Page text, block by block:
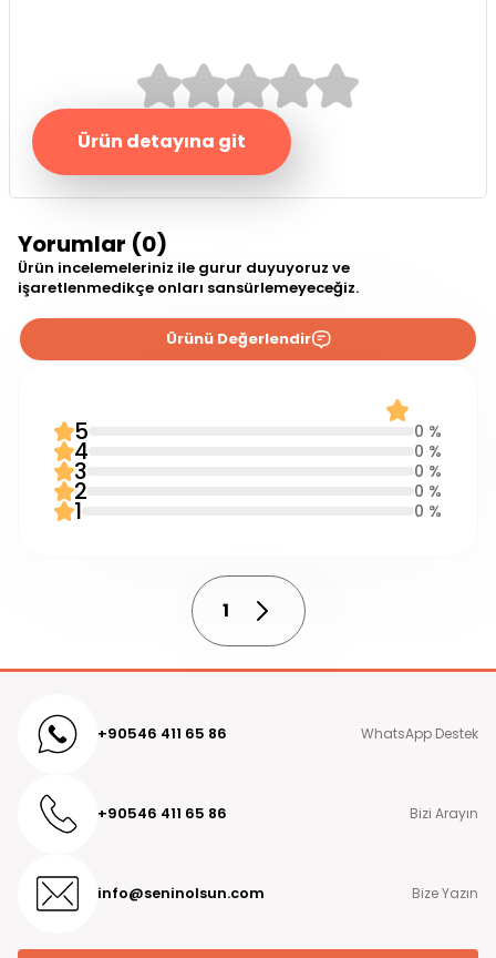
Ürün detayına git
Yorumlar (0)
Ürün incelemeleriniz ile gurur duyuyoruz ve
işaretlenmedikçe onları sansürlemeyeceğiz.
1
Ürünü Değerlendir
5 0 %
4 0 %
3 0 %
2 0 %
1 0 %
+90546 411 65 86 WhatsApp Destek
+90546 411 65 86 Bizi Arayın
info@seninolsun.com Bize Yazın